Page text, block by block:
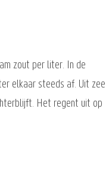
zout per liter. In de
elkaar steeds af. Uit zee
Het regent uit op